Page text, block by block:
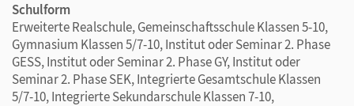
Schulform
Erweiterte Realschule, Gemeinschaftsschule Klassen 5-10,
Gymnasium Klassen 5/7-10, Institut oder Seminar 2. Phase
GESS, Institut oder Seminar 2. Phase GY, Institut oder
Seminar 2. Phase SEK, Integrierte Gesamtschule Klassen
5/7-10, Integrierte Sekundarschule Klassen 7-10,